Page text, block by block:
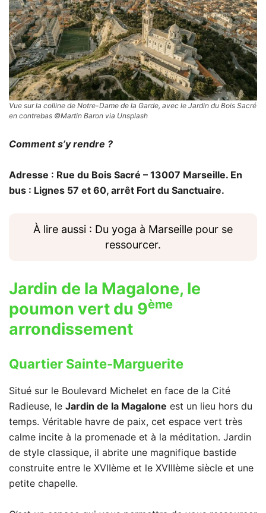
Vue sur la colline de Notre-Dame de la Garde, avec le Jardin du Bois Sacré
en contrebas ©Martin Baron via Unsplash
Comment s’y rendre ?
Adresse : Rue du Bois Sacré – 13007 Marseille. En
bus : Lignes 57 et 60, arrêt Fort du Sanctuaire.
À lire aussi : Du yoga à Marseille pour se
ressourcer.
Jardin de la Magalone, le
poumon vert du 9ème
arrondissement
Quartier Sainte-Marguerite
Situé sur le Boulevard Michelet en face de la Cité
Radieuse, le Jardin de la Magalone est un lieu hors du
temps. Véritable havre de paix, cet espace vert très
calme incite à la promenade et à la méditation. Jardin
de style classique, il abrite une magnifique bastide
construite entre le XVIIème et le XVIIIème siècle et une
petite chapelle.